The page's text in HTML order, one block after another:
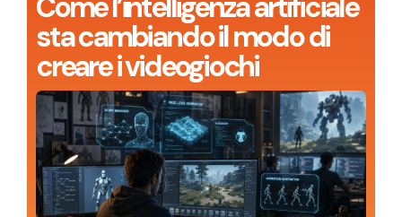
sta cambiando il modo di
creare i videogiochi